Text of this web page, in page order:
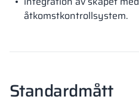
åtkomstkontrollsystem.
Standardmått